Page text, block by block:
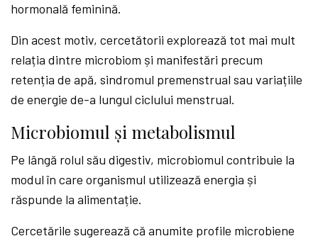
hormonală feminină.
Din acest motiv, cercetătorii explorează tot mai mult
relația dintre microbiom și manifestări precum
retenția de apă, sindromul premenstrual sau variațiile
de energie de-a lungul ciclului menstrual.
Microbiomul și metabolismul
Pe lângă rolul său digestiv, microbiomul contribuie la
modul în care organismul utilizează energia și
răspunde la alimentație.
Cercetările sugerează că anumite profile microbiene